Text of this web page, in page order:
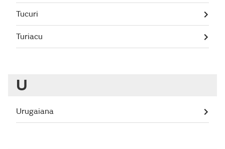
Tucuri
Turiacu
U
Urugaiana